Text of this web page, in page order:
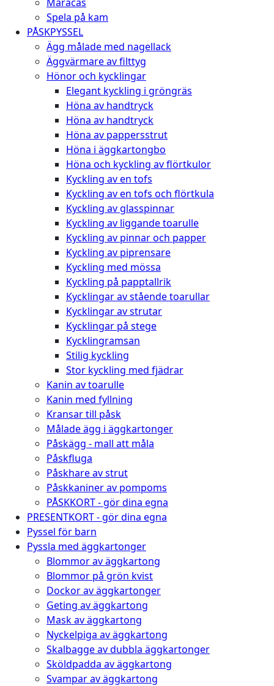
Spela på kam
PÅSKPYSSEL
Ägg målade med nagellack
Äggvärmare av filttyg
Hönor och kycklingar
Elegant kyckling i gröngräs
Höna av handtryck
Höna av handtryck
Höna av pappersstrut
Höna i äggkartongbo
Höna och kyckling av flörtkulor
Kyckling av en tofs
Kyckling av en tofs och flörtkula
Kyckling av glasspinnar
Kyckling av liggande toarulle
Kyckling av pinnar och papper
Kyckling av piprensare
Kyckling med mössa
Kyckling på papptallrik
Kycklingar av stående toarullar
Kycklingar av strutar
Kycklingar på stege
Kycklingramsan
Stilig kyckling
Stor kyckling med fjädrar
Kanin av toarulle
Kanin med fyllning
Kransar till påsk
Målade ägg i äggkartonger
Påskägg - mall att måla
Påskfluga
Påskhare av strut
Påskkaniner av pompoms
PÅSKKORT - gör dina egna
PRESENTKORT - gör dina egna
Pyssel för barn
Pyssla med äggkartonger
Blommor av äggkartong
Blommor på grön kvist
Dockor av äggkartonger
Geting av äggkartong
Mask av äggkartong
Nyckelpiga av äggkartong
Skalbagge av dubbla äggkartonger
Sköldpadda av äggkartong
Svampar av äggkartong